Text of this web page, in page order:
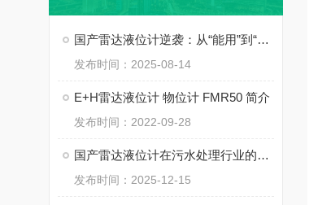
国产雷达液位计逆袭：从“能用”到“好用”的跨越
发布时间：2025-08-14
E+H雷达液位计 物位计 FMR50 简介
发布时间：2022-09-28
国产雷达液位计在污水处理行业的普及应用
发布时间：2025-12-15